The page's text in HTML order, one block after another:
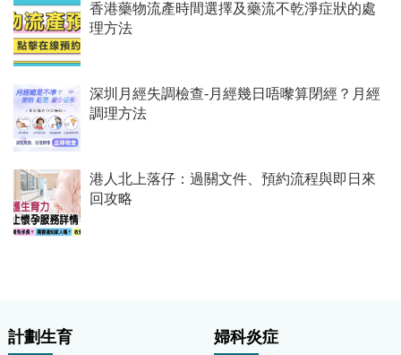
香港藥物流產時間選擇及藥流不乾淨症狀的處
理方法
深圳月經失調檢查-月經幾日唔嚟算閉經？月經
調理方法
港人北上落仔：過關文件、預約流程與即日來
回攻略
計劃生育 婦科炎症